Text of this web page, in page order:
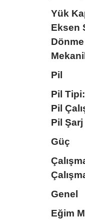
Yük
Eksen
Dönme
Pil
Pil Tipi:
Pil
Pil
Güç
Genel
Eğim